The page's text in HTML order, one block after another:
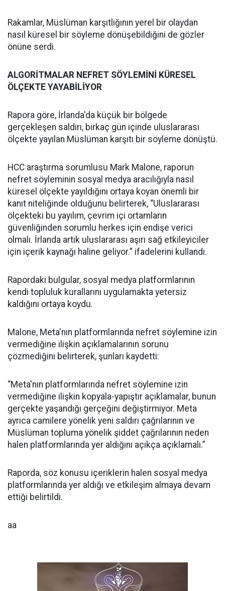
Rakamlar, Müslüman karşıtlığının yerel bir olaydan
nasıl küresel bir söyleme dönüşebildiğini de gözler
önüne serdi.
ALGORİTMALAR NEFRET SÖYLEMİNİ KÜRESEL
ÖLÇEKTE YAYABİLİYOR
Rapora göre, İrlanda'da küçük bir bölgede
gerçekleşen saldırı, birkaç gün içinde uluslararası
ölçekte yayılan Müslüman karşıtı bir söyleme dönüştü.
HCC araştırma sorumlusu Mark Malone, raporun
nefret söyleminin sosyal medya aracılığıyla nasıl
küresel ölçekte yayıldığını ortaya koyan önemli bir
kanıt niteliğinde olduğunu belirterek, “Uluslararası
ölçekteki bu yayılım, çevrim içi ortamların
güvenliğinden sorumlu herkes için endişe verici
olmalı. İrlanda artık uluslararası aşırı sağ etkileyiciler
için içerik kaynağı haline geliyor.” ifadelerini kullandı.
Rapordaki bulgular, sosyal medya platformlarının
kendi topluluk kurallarını uygulamakta yetersiz
kaldığını ortaya koydu.
Malone, Meta'nın platformlarında nefret söylemine izin
vermediğine ilişkin açıklamalarının sorunu
çözmediğini belirterek, şunları kaydetti:
“Meta'nın platformlarında nefret söylemine izin
vermediğine ilişkin kopyala-yapıştır açıklamalar, bunun
gerçekte yaşandığı gerçeğini değiştirmiyor. Meta
ayrıca camilere yönelik yeni saldırı çağrılarının ve
Müslüman topluma yönelik şiddet çağrılarının neden
halen platformlarında yer aldığını açıkça açıklamalı.”
Raporda, söz konusu içeriklerin halen sosyal medya
platformlarında yer aldığı ve etkileşim almaya devam
ettiği belirtildi.
aa